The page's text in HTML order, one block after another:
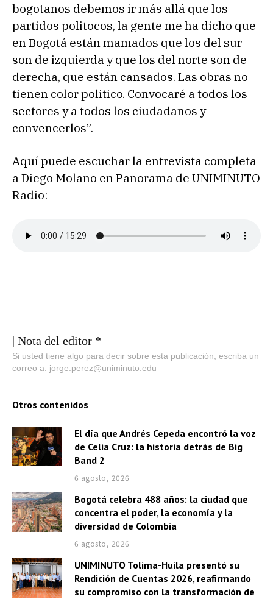
bogotanos debemos ir más allá que los
partidos politocos, la gente me ha dicho que
en Bogotá están mamados que los del sur
son de izquierda y que los del norte son de
derecha, que están cansados. Las obras no
tienen color politico. Convocaré a todos los
sectores y a todos los ciudadanos y
convencerlos”.
Aquí puede escuchar la entrevista completa
a Diego Molano en Panorama de UNIMINUTO
Radio:
| Nota del editor *
Si usted tiene algo para decir sobre esta publicación, escriba un
correo a: jorge.perez@uniminuto.edu
Otros contenidos
El día que Andrés Cepeda encontró la voz
de Celia Cruz: la historia detrás de Big
Band 2
6 agosto, 2026
Bogotá celebra 488 años: la ciudad que
concentra el poder, la economía y la
diversidad de Colombia
6 agosto, 2026
UNIMINUTO Tolima-Huila presentó su
Rendición de Cuentas 2026, reafirmando
su compromiso con la transformación de